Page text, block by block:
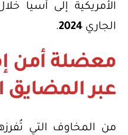
الأمريكية إلى آسيا
الجاري2024
.
معضلة أمن
عبر المضايق
من المخاوف التي